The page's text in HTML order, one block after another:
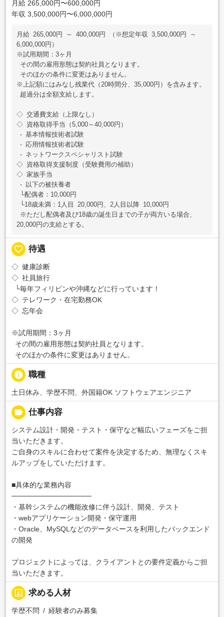
月給 265,000円〜600,000円
年収 3,500,000円〜6,000,000円
月給 265,000円 ～ 400,000円 （※想定年収 3,500,000円 ～
6,000,000円）
※試用期間：3ヶ月
その間の雇用形態は契約社員となります。
そのほかの条件に変更はありません。
※上記額にはみなし残業代（20時間分、35,000円）を含みます。
超過分は全額支給します。
◇ 交通費支給（上限なし）
◇ 資格取得手当（5,000～40,000円）
- 基本情報技術者試験
- 応用情報技術者試験
- ネットワークスペシャリスト試験
◇ 資格取得支援制度（受験費用の補助）
◇ 家族手当
- 以下の被扶養者
└配偶者：10,000円
└18歳未満：1人目 20,000円、2人目以降 10,000円
※ただし配偶者及び18歳の誕生日までの子が両方いる場合、
20,000円の支給とする。
favorite_border 待遇
◇ 健康診断
◇ 社員旅行
└毎年フィリピンや沖縄などに行っています！
◇ テレワーク・在宅勤務OK
◇ 忘年会
※試用期間：3ヶ月
その間の雇用形態は契約社員となります。
そのほかの条件に変更はありません。
info 職種
土日休み、学歴不問、外国籍OK ソフトウェアエンジニア
label 仕事内容
システム設計・開発・テスト・保守など幅広いフェーズをご担
当いただきます。
ご自身のスキルに合わせて案件を決定するため、無理なくスキ
ルアップをしていただけます。
■具体的な業務内容
────────────────
・基幹システムの機能改修に伴う設計、開発、テスト
・webアプリケーション開発・保守運用
・Oracle、MySQLなどのデータベースを利用したバックエンド
の開発
プロジェクトによっては、クライアントとの要件定義からご担
当いただきます。
portrait 求める人材
学歴不問 / 経験者のみ募集